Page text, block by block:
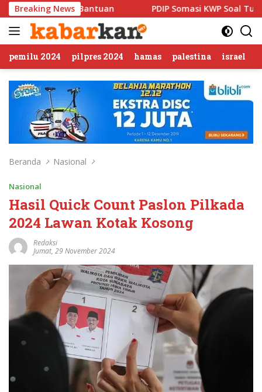
Langsung
ke
konten
Breaking NewsPDIP Somasi KWP Soal Tuduhan ‘Gerombolan
pemilu 2024 pilpres 2024 hamas palestina israel
Beranda Nasional
Nasional
Hasil Quick Count Paslon Pilkada
2024 Lawan Kotak Kosong
Redaksi
Jumat, 29 November 2024